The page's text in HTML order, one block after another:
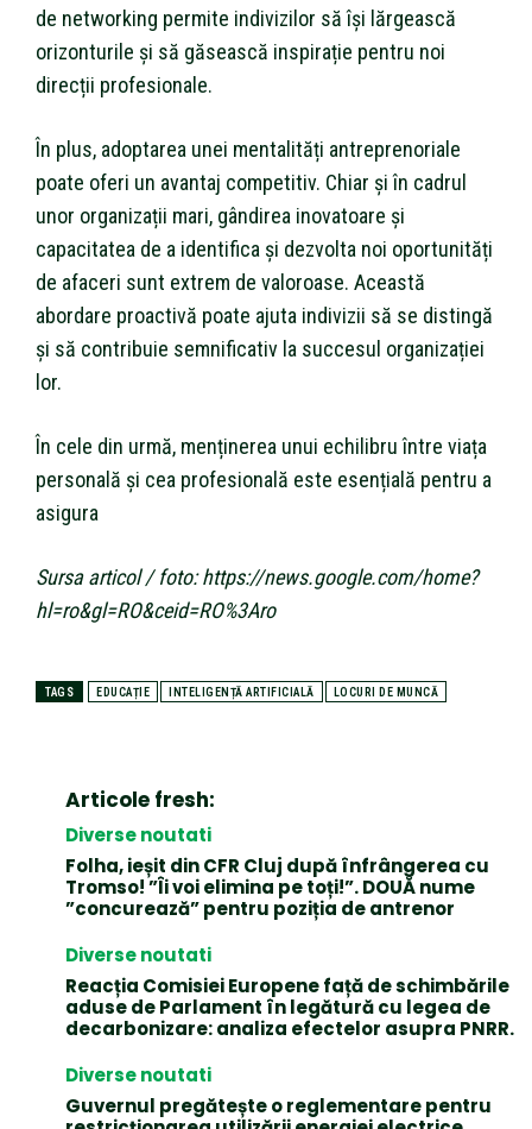
de networking permite indivizilor să își lărgească
orizonturile și să găsească inspirație pentru noi
direcții profesionale.
În plus, adoptarea unei mentalități antreprenoriale
poate oferi un avantaj competitiv. Chiar și în cadrul
unor organizații mari, gândirea inovatoare și
capacitatea de a identifica și dezvolta noi oportunități
de afaceri sunt extrem de valoroase. Această
abordare proactivă poate ajuta indivizii să se distingă
și să contribuie semnificativ la succesul organizației
lor.
În cele din urmă, menținerea unui echilibru între viața
personală și cea profesională este esențială pentru a
asigura
Sursa articol / foto: https://news.google.com/home?
hl=ro&gl=RO&ceid=RO%3Aro
TAGS EDUCAȚIE INTELIGENȚĂ ARTIFICIALĂ LOCURI DE MUNCĂ
Articole fresh:
Diverse noutati
Folha, ieșit din CFR Cluj după înfrângerea cu
Tromso! ”Îi voi elimina pe toți!”. DOUĂ nume
”concurează” pentru poziția de antrenor
Diverse noutati
Reacția Comisiei Europene față de schimbările
aduse de Parlament în legătură cu legea de
decarbonizare: analiza efectelor asupra PNRR.
Diverse noutati
Guvernul pregătește o reglementare pentru